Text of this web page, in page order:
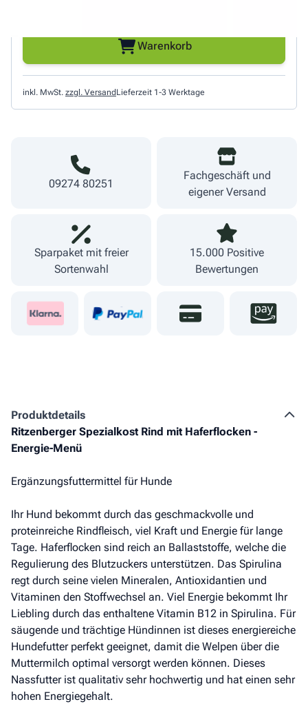
Warenkorb
inkl. MwSt. zzgl. Versand Lieferzeit 1-3 Werktage
09274 80251
Fachgeschäft und
eigener Versand
Sparpaket mit freier
Sortenwahl
15.000 Positive
Bewertungen
Produkt­details
Ritzenberger Spezialkost Rind mit Haferflocken -
Energie-Menü
Ergänzungsfuttermittel für Hunde
Ihr Hund bekommt durch das geschmackvolle und
proteinreiche Rindfleisch, viel Kraft und Energie für lange
Tage. Haferflocken sind reich an Ballaststoffe, welche die
Regulierung des Blutzuckers unterstützen. Das Spirulina
regt durch seine vielen Mineralen, Antioxidantien und
Vitaminen den Stoffwechsel an. Viel Energie bekommt Ihr
Liebling durch das enthaltene Vitamin B12 in Spirulina. Für
säugende und trächtige Hündinnen ist dieses energiereiche
Hundefutter perfekt geeignet, damit die Welpen über die
Muttermilch optimal versorgt werden können. Dieses
Nassfutter ist qualitativ sehr hochwertig und hat einen sehr
hohen Energiegehalt.